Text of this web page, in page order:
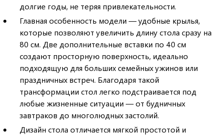
долгие годы, не теряя привлекательности.
Главная особенность модели — удобные крылья,
которые позволяют увеличить длину стола сразу на
80 см. Две дополнительные вставки по 40 см
создают просторную поверхность, идеально
подходящую для больших семейных ужинов или
праздничных встреч. Благодаря такой
трансформации стол легко подстраивается под
любые жизненные ситуации — от будничных
завтраков до многолюдных застолий.
Дизайн стола отличается мягкой простотой и